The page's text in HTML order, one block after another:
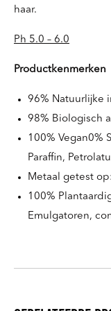
haar.
Ph 5.0 – 6.0
Productkenmerken
96% Natuurlijke
98% Biologisch
100% Vegan0%
Paraffin,
Metaal getest
100%
Emulgatoren,